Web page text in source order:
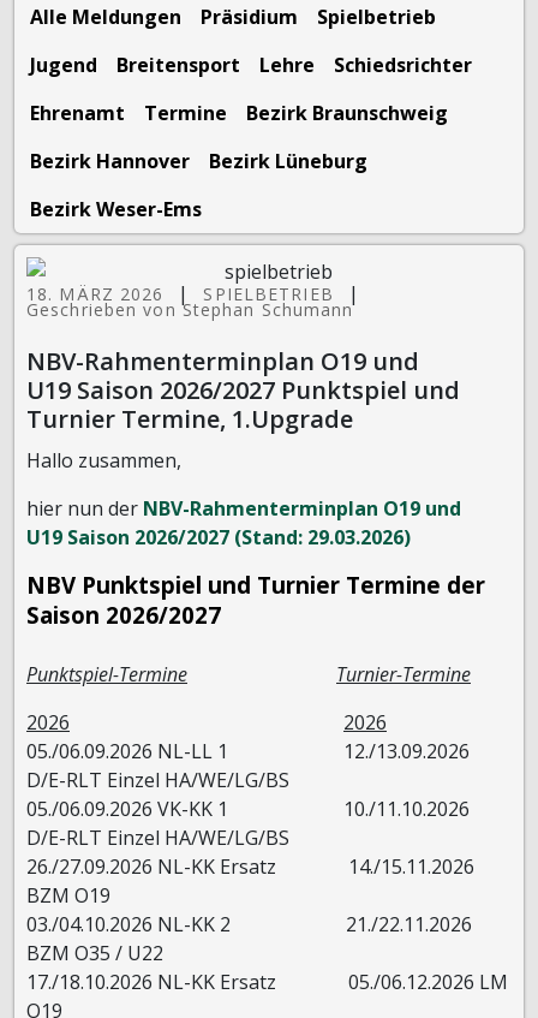
Alle Meldungen Präsidium
Spielbetrieb
Jugend
Breitensport Lehre
Schiedsrichter
Ehrenamt
Termine
Bezirk Braunschweig
Bezirk Hannover
Bezirk Lüneburg
Bezirk Weser-Ems
18. MÄRZ 2026 | SPIELBETRIEB |
Geschrieben von Stephan Schumann
NBV-Rahmenterminplan O19 und
U19 Saison 2026/2027 Punktspiel und
Turnier Termine, 1.Upgrade
Hallo zusammen,
hier nun der NBV-Rahmenterminplan O19 und
U19 Saison 2026/2027 (Stand: 29.03.2026)
NBV Punktspiel und Turnier Termine der
Saison 2026/2027
Punktspiel-Termine
Turnier-Termine
2026
2026
05./06.09.2026 NL-LL 1 12./13.09.2026
D/E-RLT Einzel HA/WE/LG/BS
05./06.09.2026 VK-KK 1 10./11.10.2026
D/E-RLT Einzel HA/WE/LG/BS
26./27.09.2026 NL-KK Ersatz 14./15.11.2026
BZM O19
03./04.10.2026 NL-KK 2 21./22.11.2026
BZM O35 / U22
17./18.10.2026 NL-KK Ersatz 05./06.12.2026 LM
O19